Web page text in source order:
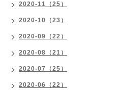
2020-11（25）
2020-10（23）
2020-09（22）
2020-08（21）
2020-07（25）
2020-06（22）